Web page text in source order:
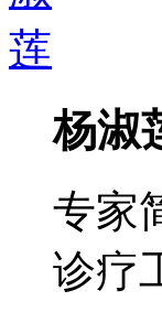
杨淑
专家
诊疗